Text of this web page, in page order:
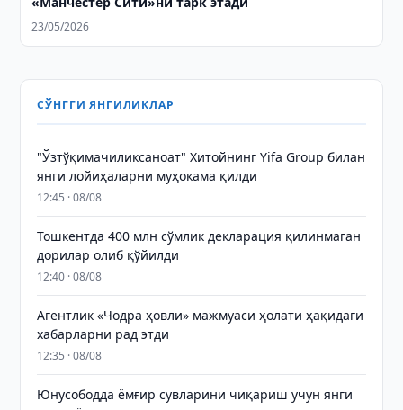
23/05/2026
СЎНГГИ ЯНГИЛИКЛАР
"Ўзтўқимачиликсаноат" Хитойнинг Yifa Group билан
янги лойиҳаларни муҳокама қилди
12:45 · 08/08
Тошкентда 400 млн сўмлик декларация қилинмаган
дорилар олиб қўйилди
12:40 · 08/08
Агентлик «Чодра ҳовли» мажмуаси ҳолати ҳақидаги
хабарларни рад этди
12:35 · 08/08
Юнусободда ёмғир сувларини чиқариш учун янги